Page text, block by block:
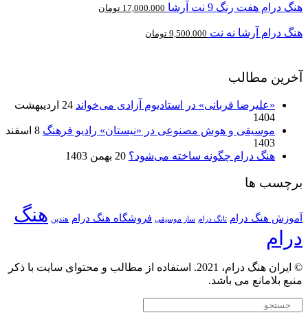
هنگ درام هفت رنگ 9 نت آرشا 17,000.000 تومان
هنگ درام آرشا نه نت 9,500.000 تومان
آخرین مطالب
«علیرضا قربانی» در استادیوم آزادی می‌خواند
24 اردیبهشت
1404
موسیقی و هوش مصنوعی در «نیستان» رادیو فرهنگ
8 اسفند
1403
هنگ درام چگونه ساخته می‌شود؟ 20 بهمن 1403
برچسب ها
آموزش هنگ درام تانگ درام ساز موسیقی فروشگاه هنگ درام هندپن هنگ
درام
© ایران هنگ درام، 2021. استفاده از مطالب و محتوای سایت با ذکر
منبع بلامانع می باشد.